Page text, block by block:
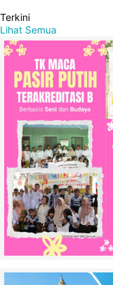
Terkini
Lihat Semua